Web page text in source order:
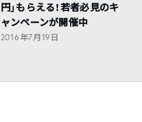
円」もらえる！若者必見のキ
ャンペーンが開催中
2016年7月19日